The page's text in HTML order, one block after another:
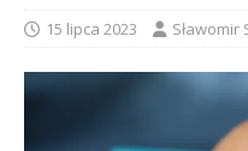
15 lipca 2023 Sławomir